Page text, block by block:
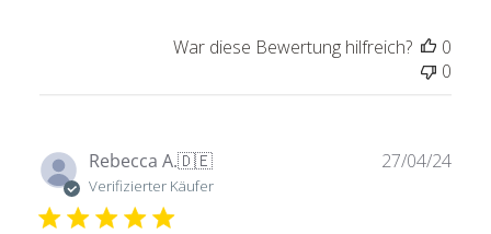
War diese Bewertung hilfreich?
0
0
Rebecca A.🇩🇪
Verifizierter Käufer
27/04/24